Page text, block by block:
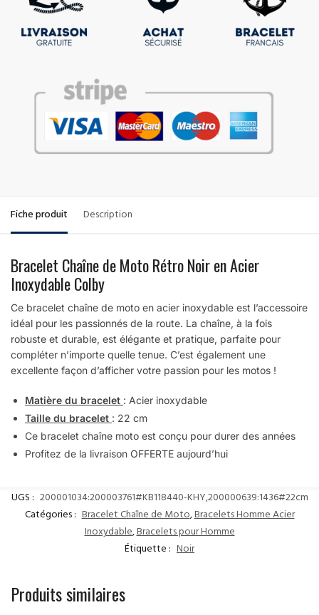
Fiche produit Description
Bracelet Chaîne de Moto Rétro Noir en Acier
Inoxydable Colby
Ce bracelet chaîne de moto en acier inoxydable est l’accessoire
idéal pour les passionnés de la route. La chaîne, à la fois
robuste et durable, est élégante et pratique, parfaite pour
compléter n’importe quelle tenue. C’est également une
excellente façon d’afficher votre passion pour les motos !
Matière du bracelet : Acier inoxydable
Taille du bracelet : 22 cm
Ce bracelet chaîne moto est conçu pour durer des années
Profitez de la livraison OFFERTE aujourd’hui
UGS : 200001034:200003761#KB118440-KHY,200000639:1436#22cm
Catégories : Bracelet Chaîne de Moto,Bracelets Homme Acier
Inoxydable,Bracelets pour Homme
Étiquette : Noir
Produits similaires